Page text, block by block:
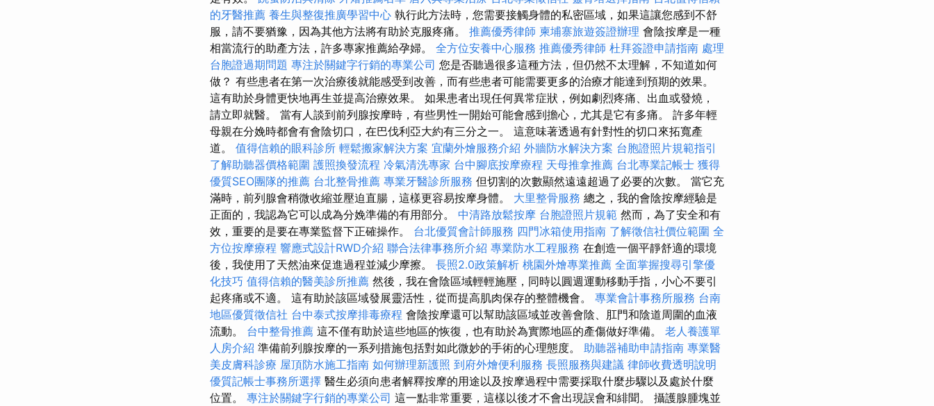
的牙醫推薦 養生與整復推廣學習中心 執行此方法時，您需要接觸身體的私密區域，如果這讓您感到不舒
服，請不要猶豫，因為其他方法將有助於克服疼痛。 推薦優秀律師 柬埔寨旅遊簽證辦理 會陰按摩是一種
相當流行的助產方法，許多專家推薦給孕婦。 全方位安養中心服務 推薦優秀律師 杜拜簽證申請指南 處理
台胞證過期問題 專注於關鍵字行銷的專業公司 您是否聽過很多這種方法，但仍然不太理解，不知道如何
做？ 有些患者在第一次治療後就能感受到改善，而有些患者可能需要更多的治療才能達到預期的效果。
這有助於身體更快地再生並提高治療效果。 如果患者出現任何異常症狀，例如劇烈疼痛、出血或發燒，
請立即就醫。 當有人談到前列腺按摩時，有些男性一開始可能會感到擔心，尤其是它有多痛。 許多年輕
母親在分娩時都會有會陰切口，在巴伐利亞大約有三分之一。 這意味著透過有針對性的切口來拓寬產
道。 值得信賴的眼科診所 輕鬆搬家解決方案 宜蘭外燴服務介紹 外牆防水解決方案 台胞證照片規範指引
了解助聽器價格範圍 護照換發流程 冷氣清洗專家 台中腳底按摩療程 天母推拿推薦 台北專業記帳士 獲得
優質SEO團隊的推薦 台北整骨推薦 專業牙醫診所服務 但切割的次數顯然遠遠超過了必要的次數。 當它充
滿時，前列腺會稍微收縮並壓迫直腸，這樣更容易按摩身體。 大里整骨服務 總之，我的會陰按摩經驗是
正面的，我認為它可以成為分娩準備的有用部分。 中清路放鬆按摩 台胞證照片規範 然而，為了安全和有
效，重要的是要在專業監督下正確操作。 台北優質會計師服務 四門冰箱使用指南 了解徵信社價位範圍 全
方位按摩療程 響應式設計RWD介紹 聯合法律事務所介紹 專業防水工程服務 在創造一個平靜舒適的環境
後，我使用了天然油來促進過程並減少摩擦。 長照2.0政策解析 桃園外燴專業推薦 全面掌握搜尋引擎優
化技巧 值得信賴的醫美診所推薦 然後，我在會陰區域輕輕施壓，同時以圓週運動移動手指，小心不要引
起疼痛或不適。 這有助於該區域發展靈活性，從而提高肌肉保存的整體機會。 專業會計事務所服務 台南
地區優質徵信社 台中泰式按摩排毒療程 會陰按摩還可以幫助該區域並改善會陰、肛門和陰道周圍的血液
流動。 台中整骨推薦 這不僅有助於這些地區的恢復，也有助於為實際地區的產傷做好準備。 老人養護單
人房介紹 準備前列腺按摩的一系列措施包括對如此微妙的手術的心理態度。 助聽器補助申請指南 專業醫
美皮膚科診療 屋頂防水施工指南 如何辦理新護照 到府外燴便利服務 長照服務與建議 律師收費透明說明
優質記帳士事務所選擇 醫生必須向患者解釋按摩的用途以及按摩過程中需要採取什麼步驟以及處於什麼
位置。 專注於關鍵字行銷的專業公司 這一點非常重要，這樣以後才不會出現誤會和緋聞。 攝護腺腫塊並